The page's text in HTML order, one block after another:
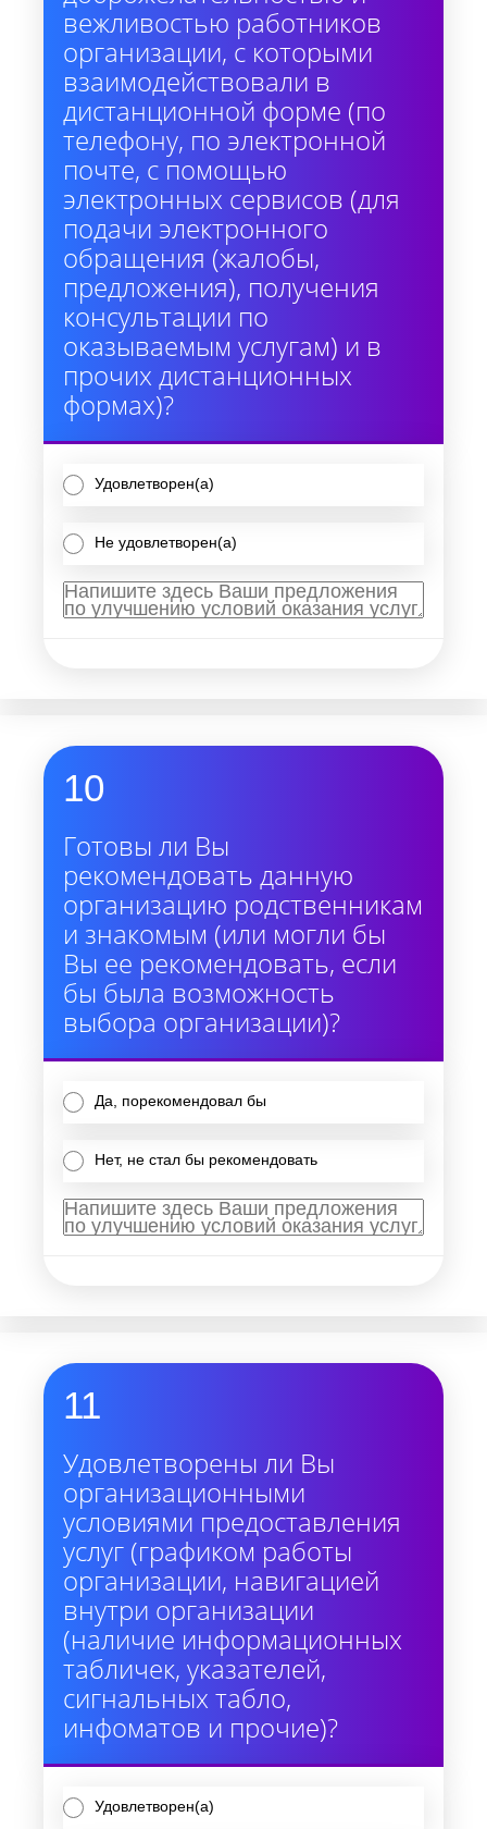
вежливостью работников
организации, с которыми
взаимодействовали в
дистанционной форме (по
телефону, по электронной
почте, с помощью
электронных сервисов (для
подачи электронного
обращения (жалобы,
предложения), получения
консультации по
оказываемым услугам) и в
прочих дистанционных
формах)?
Удовлетворен(а)
Не удовлетворен(а)
10
Готовы ли Вы
рекомендовать данную
организацию родственникам
и знакомым (или могли бы
Вы ее рекомендовать, если
бы была возможность
выбора организации)?
Да, порекомендовал бы
Нет, не стал бы рекомендовать
11
Удовлетворены ли Вы
организационными
условиями предоставления
услуг (графиком работы
организации, навигацией
внутри организации
(наличие информационных
табличек, указателей,
сигнальных табло,
инфоматов и прочие)?
Удовлетворен(а)